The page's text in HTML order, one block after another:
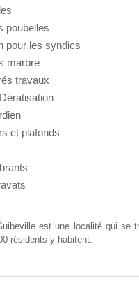
poubelles
pour les syndics
marbre
travaux
et plafonds
est une localité qui se
résidents y habitent.